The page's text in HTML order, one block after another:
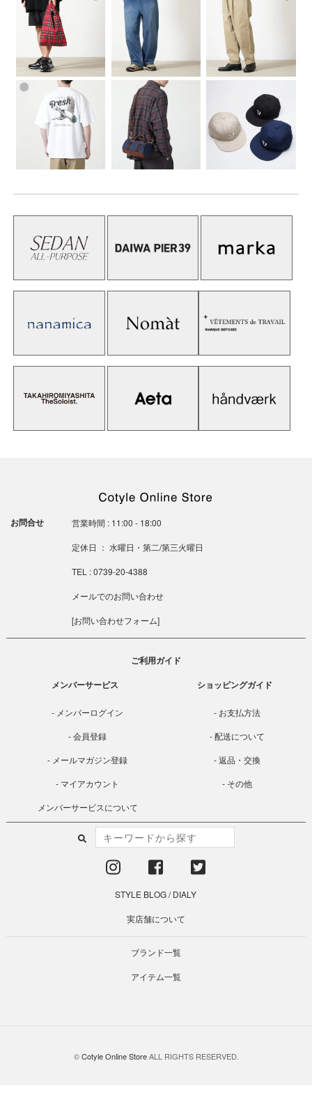
お問合せ 営業時間 : 11:00 - 18:00
定休日 ： 水曜日・第二/第三火曜日
TEL : 0739-20-4388
メールでのお問い合わせ
[お問い合わせフォーム]
ご利用ガイド
メンバーサービス
メンバーログイン
会員登録
メールマガジン登録
マイアカウント
メンバーサービスについて
ショッピングガイド
お支払方法
配送について
返品・交換
その他
STYLE BLOG/DIALY
実店舗について
ブランド一覧
アイテム一覧
©Cotyle Online StoreALL RIGHTS RESERVED.